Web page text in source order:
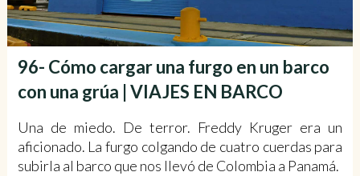
96- Cómo cargar una furgo en un barco
con una grúa | VIAJES EN BARCO
Una de miedo. De terror. Freddy Kruger era un
aficionado. La furgo colgando de cuatro cuerdas para
subirla al barco que nos llevó de Colombia a Panamá.